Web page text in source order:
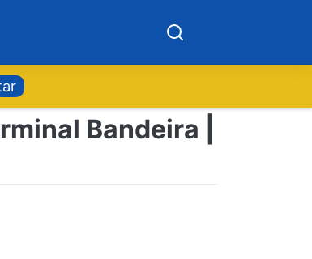
Bandeira |